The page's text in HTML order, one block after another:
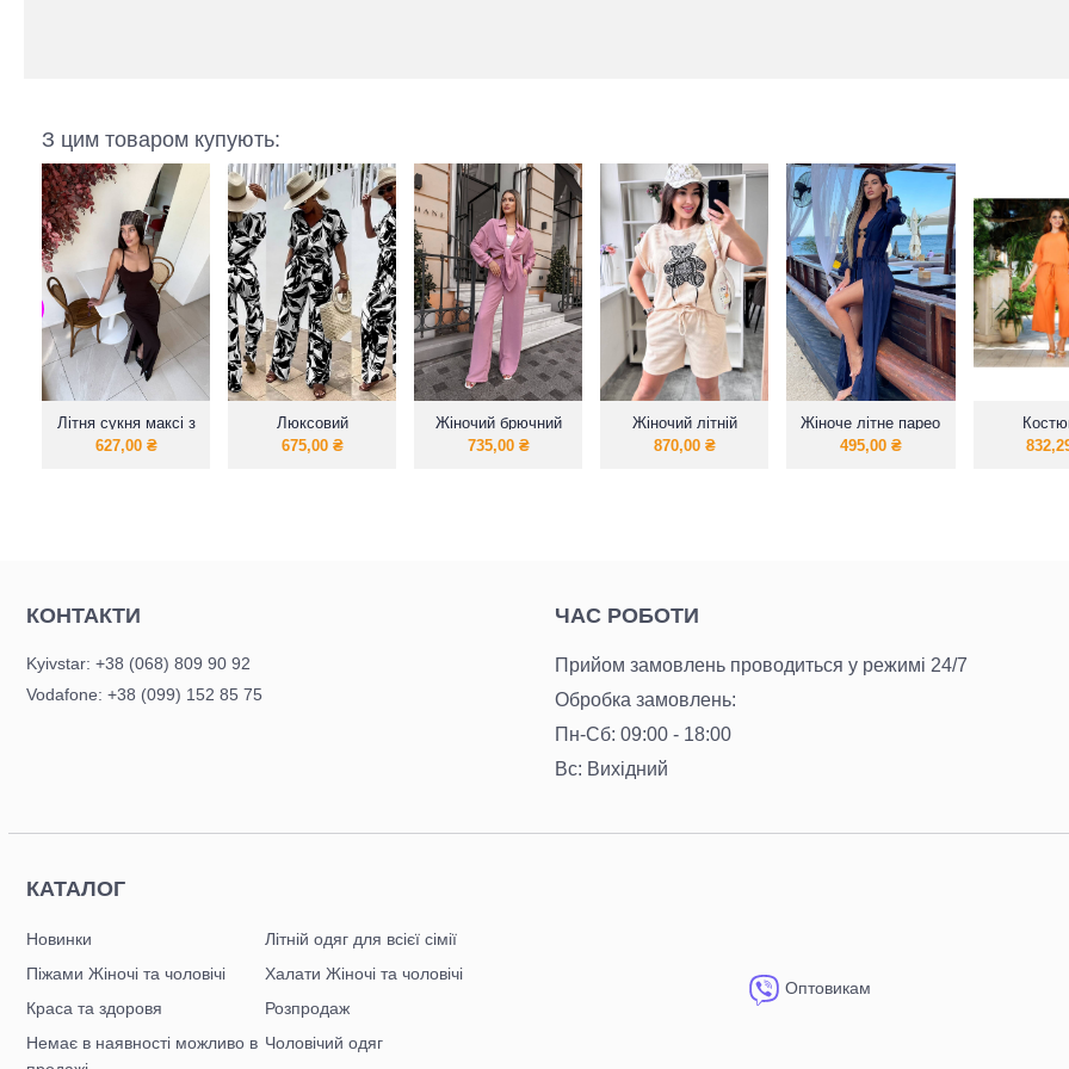
З цим товаром купують:
Літня сукня максі з
завязками
627,00 ₴
Люксовий
костюмчик двійка з
675,00 ₴
Жіночий брючний
костюм з сорочкою
735,00 ₴
Жіночий літній
«Ведмедик»футболка
870,00 ₴
Жіноче літне парео
для пляжу
495,00 ₴
КОНТАКТИ
Kyivstar: +38 (068) 809 90 92
Vodafone: +38 (099) 152 85 75
ЧАС РОБОТИ
Прийом замовлень проводиться у режимі 24/7
Обробка замовлень:
Пн-Сб: 09:00 - 18:00
Вс: Вихідний
КАТАЛОГ
Новинки
Літній одяг для всієї сімії
Піжами Жіночі та чоловічі
Халати Жіночі та чоловічі
Краса та здоровя
Розпродаж
Немає в наявності можливо в Чоловічий одяг
Оптовикам